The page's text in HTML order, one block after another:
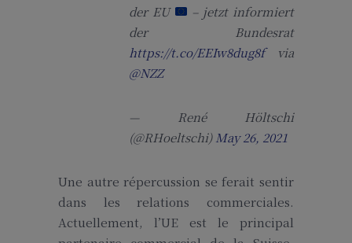
der EU
– jetzt informiert
der Bundesrat
https://t.co/EEIw8dug8fvia
@NZZ
— René Höltschi
(@RHoeltschi) May 26, 2021
Une autre répercussion se ferait sentir
dans les relations commerciales.
Actuellement, l’UE est le principal